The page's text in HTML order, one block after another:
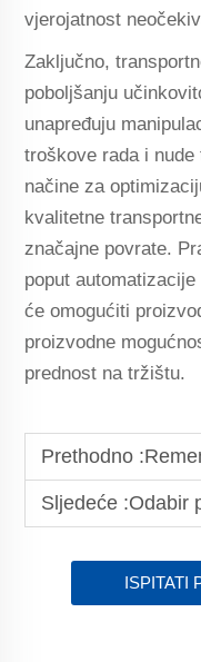
vjerojatnost
Zaključno,
poboljšanju
unapređuju
troškove rada i
načine za
kvalitetne
značajne povrate.
poput
će omogućiti
proizvodne
prednost na tržištu.
Prethodno :Remeni za
Sljedeće :Odabir
ISPITATI